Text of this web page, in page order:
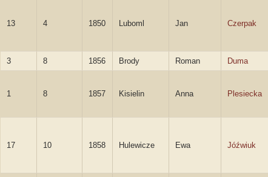
13 4 1850 Luboml Jan Czerpak
3 8 1856 Brody Roman Duma
1 8 1857 Kisielin Anna Plesiecka
17 10 1858 Hulewicze Ewa Jóźwiuk